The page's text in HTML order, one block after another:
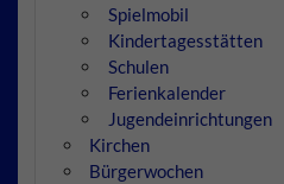
Spielmobil
Kindertagesstätten
Schulen
Ferienkalender
Jugendeinrichtungen
Kirchen
Bürgerwochen